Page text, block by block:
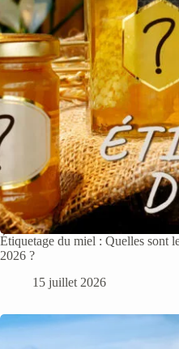
Étiquetage du miel : Quelles sont
2026 ?
15 juillet 2026